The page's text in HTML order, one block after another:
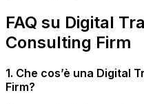
FAQ su Digital
Consulting Firm
1. Che cos’è una Digital
Firm?